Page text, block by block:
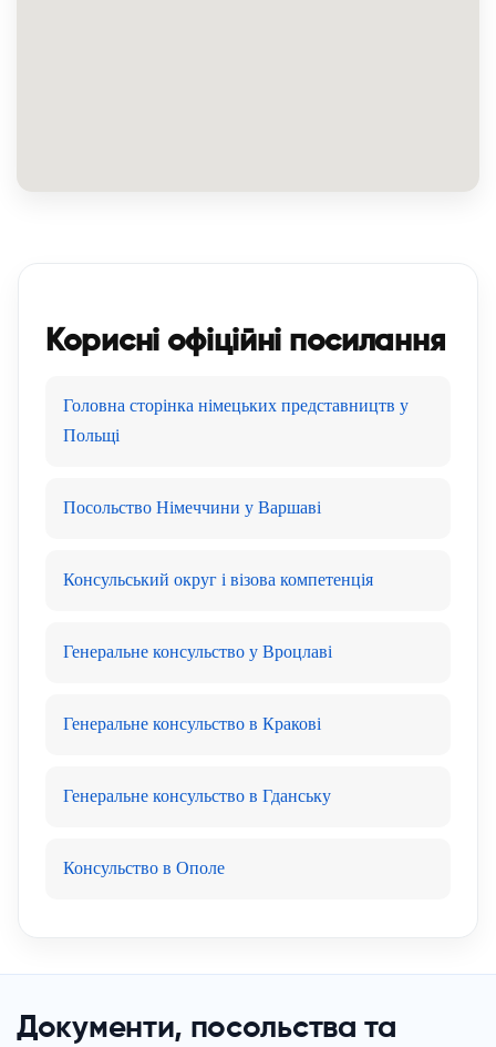
Корисні офіційні посилання
Головна сторінка німецьких представництв у
Польщі
Посольство Німеччини у Варшаві
Консульський округ і візова компетенція
Генеральне консульство у Вроцлаві
Генеральне консульство в Кракові
Генеральне консульство в Гданську
Консульство в Ополе
Документи, посольства та